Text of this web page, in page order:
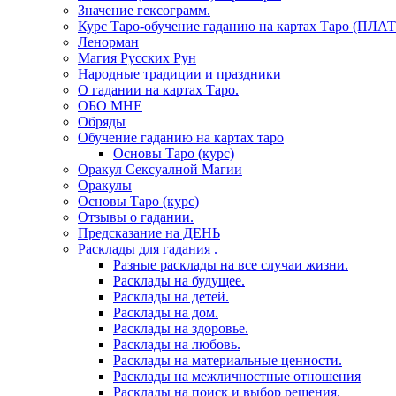
Значение гексограмм.
Курс Таро-обучение гаданию на картах Таро
Ленорман
Магия Русских Рун
Народные традиции и праздники
О гадании на картах Таро.
ОБО МНЕ
Обряды
Обучение гаданию на картах таро
Основы Таро (курс)
Оракул Сексуалной Магии
Оракулы
Основы Таро (курс)
Отзывы о гадании.
Предсказание на ДЕНЬ
Расклады для гадания .
Разные расклады на все случаи жизни.
Расклады на будущее.
Расклады на детей.
Расклады на дом.
Расклады на здоровье.
Расклады на любовь.
Расклады на материальные ценности.
Расклады на межличностные отношения
Расклады на поиск и выбор решения.